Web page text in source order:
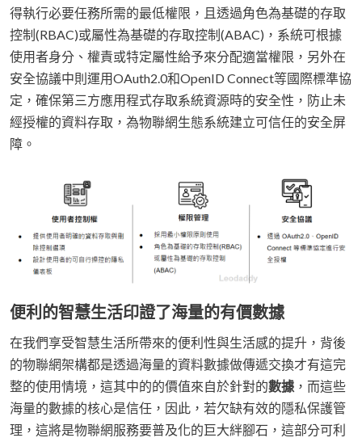
得執行必要任務所需的最低權限，且透過角色為基礎的存取
控制(RBAC)或屬性為基礎的存取控制(ABAC)，系統可根據
使用者身分、權責或特定屬性給予來分配適當權限，另外在
安全協議中則運用OAuth2.0和OpenID Connect等國際標準協
定，確保第三方應用程式存取系統資源時的安全性，防止未
經授權的資料存取，為物聯網生態系統建立可信任的安全屏
障。
便利的智慧生活印證了海量的有價數據
在我們享受智慧生活所帶來的便利性與生活感的提升，背後
的物聯網架構都是透過海量的資料數據做傳遞交換才有這完
整的使用情境，這其中的的價值來自於針對的數據 ，而這些
海量的數據的核心是信任，因此，若欠缺有效的隱私保護管
理，這將是物聯網服務要普及化的巨大絆腳石，這部分可利